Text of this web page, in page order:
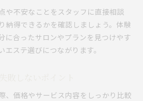
や不安なことをスタッフに直接相談
納得できるかを確認しましょう。体験
に合ったサロンやプランを見つけやす
エステ選びにつながります。
、価格やサービス内容をしっかり比較